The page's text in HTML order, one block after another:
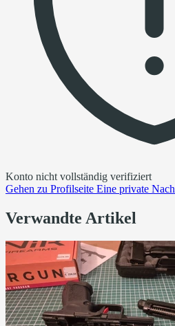
Konto nicht vollständig verifiziert
Gehen zu Profilseite Eine private
Verwandte Artikel